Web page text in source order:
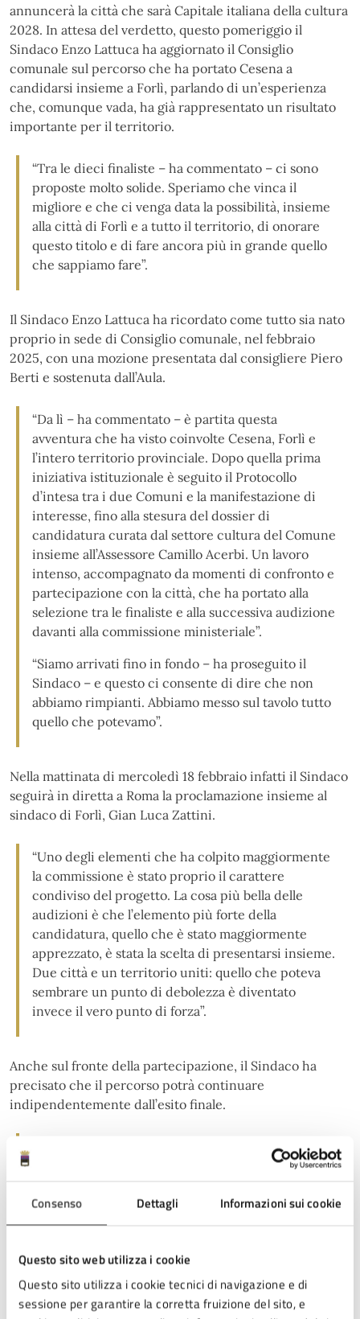
Consenso Dettagli Informazioni sui cookie
Questo sito web utilizza i cookie
Questo sito utilizza i cookie tecnici di navigazione e di
sessione per garantire la corretta fruizione del sito, e
annuncerà la città che sarà Capitale italiana della cultura
2028. In attesa del verdetto, questo pomeriggio il
Sindaco Enzo Lattuca ha aggiornato il Consiglio
comunale sul percorso che ha portato Cesena a
candidarsi insieme a Forlì, parlando di un’esperienza
che, comunque vada, ha già rappresentato un risultato
importante per il territorio.
“Tra le dieci finaliste – ha commentato – ci sono
proposte molto solide. Speriamo che vinca il
migliore e che ci venga data la possibilità, insieme
alla città di Forlì e a tutto il territorio, di onorare
questo titolo e di fare ancora più in grande quello
che sappiamo fare”.
Il Sindaco Enzo Lattuca ha ricordato come tutto sia nato
proprio in sede di Consiglio comunale, nel febbraio
2025, con una mozione presentata dal consigliere Piero
Berti e sostenuta dall’Aula.
“Da lì – ha commentato – è partita questa
avventura che ha visto coinvolte Cesena, Forlì e
l’intero territorio provinciale. Dopo quella prima
iniziativa istituzionale è seguito il Protocollo
d’intesa tra i due Comuni e la manifestazione di
interesse, fino alla stesura del dossier di
candidatura curata dal settore cultura del Comune
insieme all’Assessore Camillo Acerbi. Un lavoro
intenso, accompagnato da momenti di confronto e
partecipazione con la città, che ha portato alla
selezione tra le finaliste e alla successiva audizione
davanti alla commissione ministeriale”.
“Siamo arrivati fino in fondo – ha proseguito il
Sindaco – e questo ci consente di dire che non
abbiamo rimpianti. Abbiamo messo sul tavolo tutto
quello che potevamo”.
Nella mattinata di mercoledì 18 febbraio infatti il Sindaco
seguirà in diretta a Roma la proclamazione insieme al
sindaco di Forlì, Gian Luca Zattini.
“Uno degli elementi che ha colpito maggiormente
la commissione è stato proprio il carattere
condiviso del progetto. La cosa più bella delle
audizioni è che l’elemento più forte della
candidatura, quello che è stato maggiormente
apprezzato, è stata la scelta di presentarsi insieme.
Due città e un territorio uniti: quello che poteva
sembrare un punto di debolezza è diventato
invece il vero punto di forza”.
Anche sul fronte della partecipazione, il Sindaco ha
precisato che il percorso potrà continuare
indipendentemente dall’esito finale.
“Il dossier – ha commentato – è la carta necessaria
per concorrere, ma il progetto per il 2028 può
occasioni di partecipazione della città, già a
partire da questa primavera. La collaborazione tra
Abbiamo già condiviso l’idea che qualcosa di
significativo e importante, che non è mai stato
fatto prima insieme, verrà proposto nelle prossime